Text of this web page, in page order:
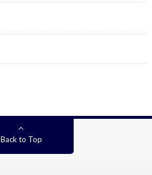
Back to Top